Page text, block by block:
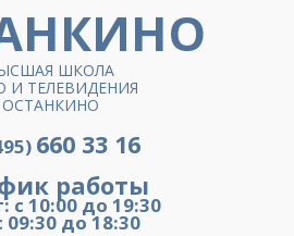
ШКОЛА
И ТЕЛЕВИДЕНИЯ
ОСТАНКИНО
660 33 16
работы
с 10:00 до 19:30
09:30 до 18:30